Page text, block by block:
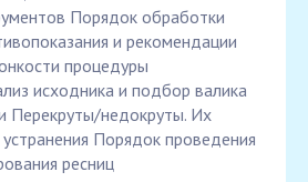
Порядок обработки
и рекомендации
процедуры
исходника и подбор валика
Перекруты/недокруты. Их
Порядок проведения
ресниц